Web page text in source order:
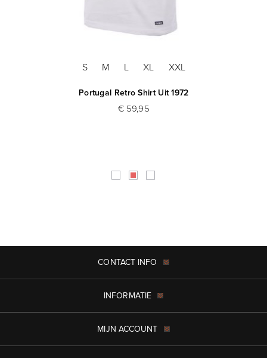
S M L XL XXL
Portugal Retro Shirt Uit 1972
€ 59,95
CONTACT INFO
INFORMATIE
MIJN ACCOUNT